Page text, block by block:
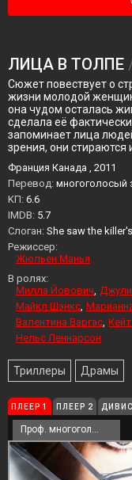
ЛИЦА В ТОЛПЕ
Сюжет повествует о
жизни молодой
она чудом осталась
сделала её
запоминает лица
зрения, они стираются
Франция Канада , 2011
Перевод: многоголосый
KП: 6.6
IMDB: 5.7
Слоган: She saw the
Режиссер:
Жюльен Манья
В ролях:
Милла Йовович
Майкл Шэнкс
Валентина Варгас
Нельс Леннарсон
Триллеры Драмы
ПЛЕЕР 1 ПЛЕЕР 2
Проф. многоголосый